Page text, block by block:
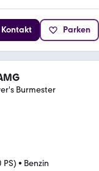
Kontakt Parken
Burmester
PS) • Benzin